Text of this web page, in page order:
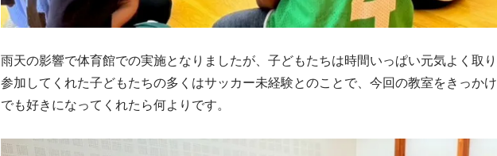
雨天の影響で体育館での実施となりましたが、子どもたちは時間いっぱい元気よく取
参加してくれた子どもたちの多くはサッカー未経験とのことで、今回の教室をきっか
でも好きになってくれたら何よりです。